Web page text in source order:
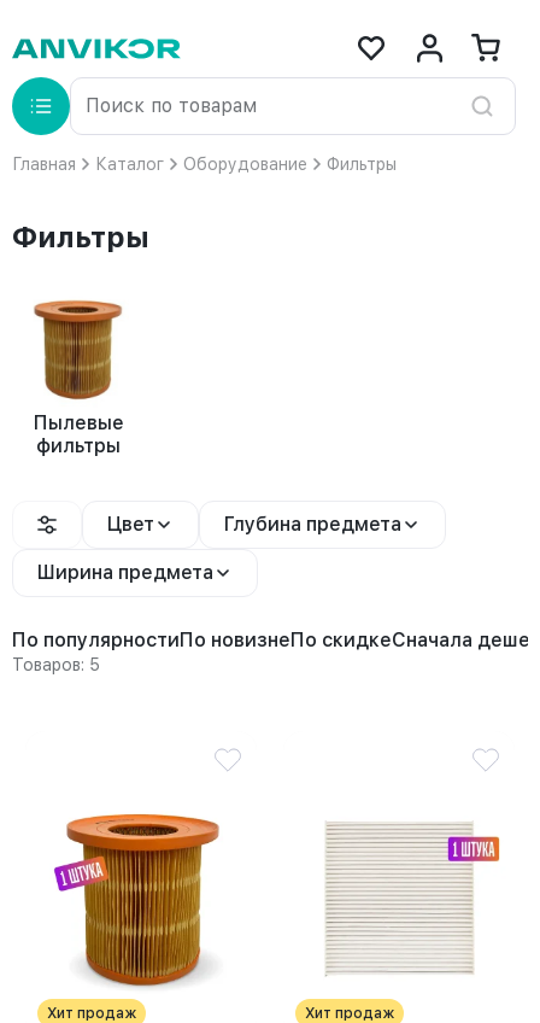
Главная Каталог Оборудование Фильтры
Фильтры
Пылевые
фильтры
Цвет Глубина предмета
Ширина предмета
По популярностиПо новизнеПо скидкеСначала
Товаров: 5
Хит продаж Хит продаж